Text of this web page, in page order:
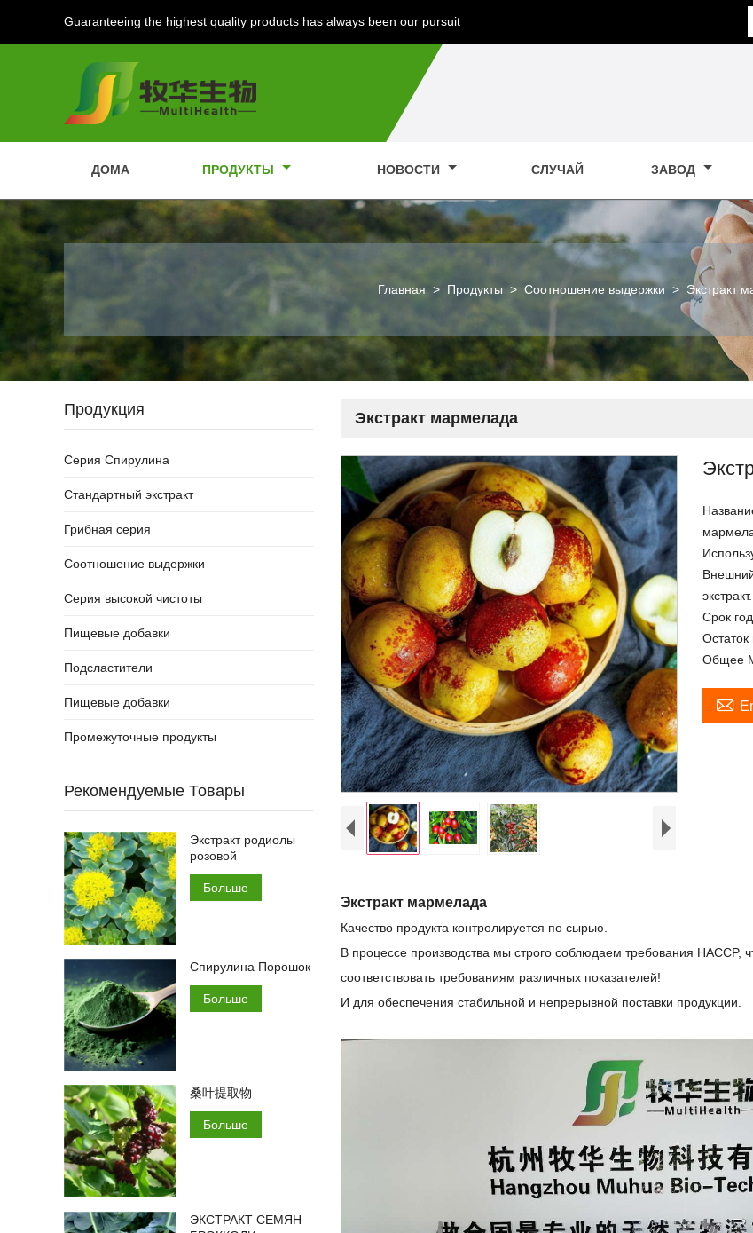
Guaranteeing the highest quality products has always been our pursuit
ДОМА ПРОДУКТЫ НОВОСТИ СЛУЧАЙ ЗАВОД
Главная > Продукты > Соотношение выдержки > Экстракт
Экстракт мармелада
Срок
Общее

Экстракт мармелада
Качество продукта контролируется по сырью.
В процессе производства мы строго соблюдаем требования HACCP,
соответствовать требованиям различных показателей!
И для обеспечения стабильной и непрерывной поставки продукции.
Продукция
Серия Спирулина
Стандартный экстракт
Грибная серия
Соотношение выдержки
Серия высокой чистоты
Пищевые добавки
Подсластители
Пищевые добавки
Промежуточные продукты
Рекомендуемые Товары
Экстракт родиолы
розовой
Больше
Спирулина Порошок
Больше
桑叶提取物
Больше
ЭКСТРАКТ СЕМЯН